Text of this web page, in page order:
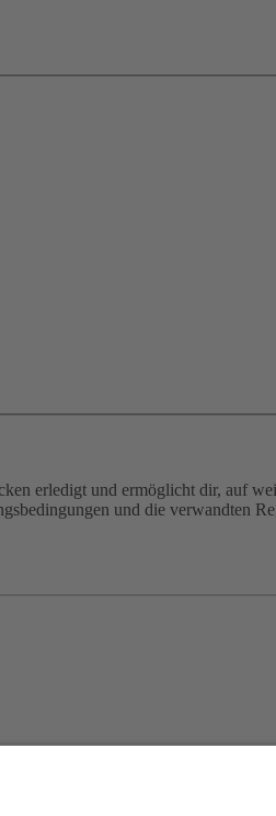
erledigt und ermöglicht dir, auf
und die verwandten